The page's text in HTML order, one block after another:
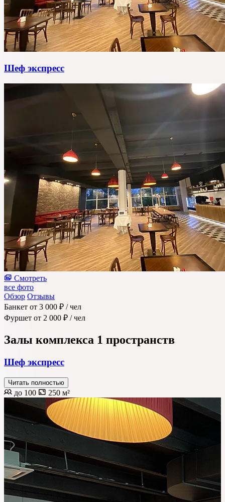
Шеф экспресс
Смотреть
все фото
Обзор Отзывы
Банкет от 3 000 ₽ / чел
Фуршет от 2 000 ₽ / чел
Залы комплекса 1 пространств
Шеф экспресс
Читать полностью
до 100 250 м²